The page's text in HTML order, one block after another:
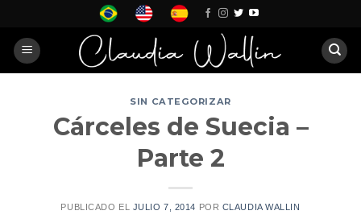
content
SIN CATEGORIZAR
Cárceles de Suecia –
Parte 2
PUBLICADO EL JULIO 7, 2014 POR CLAUDIA WALLIN